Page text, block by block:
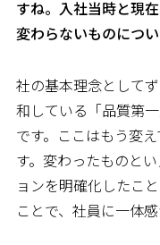
すね。入社当時と現
変わらないものについ
社の基本理念として
和している「品質第
です。ここはもう変
す。変わったものと
ョンを明確化したこ
ことで、社員に一体